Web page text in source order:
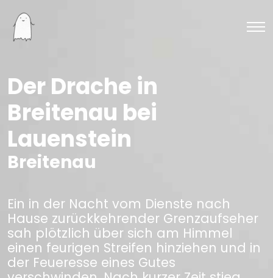
Der Drache in
Breitenau bei
Lauenstein
Breitenau
Ein in der Nacht vom Dienste nach
Hause zurückkehrender Grenzaufseher
sah plötzlich über sich am Himmel
einen feurigen Streifen hinziehen und in
der Feueresse eines Gutes